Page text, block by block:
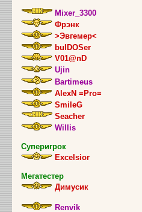
Mixer_3300
Фрэнк
>Эвгемер<
bulDOSer
V01@nD
Ujin
Bartimeus
AlexN =Pro=
SmileG
Seacher
Willis
Суперигрок
Excelsior
Мегатестер
Димусик
Renvik